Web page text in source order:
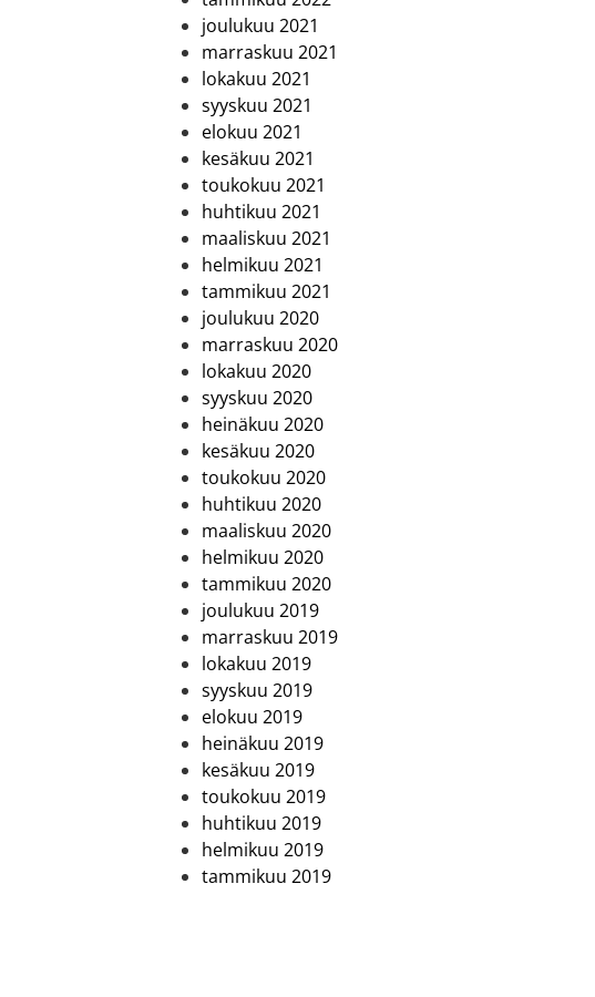
joulukuu 2021
marraskuu 2021
lokakuu 2021
syyskuu 2021
elokuu 2021
kesäkuu 2021
toukokuu 2021
huhtikuu 2021
maaliskuu 2021
helmikuu 2021
tammikuu 2021
joulukuu 2020
marraskuu 2020
lokakuu 2020
syyskuu 2020
heinäkuu 2020
kesäkuu 2020
toukokuu 2020
huhtikuu 2020
maaliskuu 2020
helmikuu 2020
tammikuu 2020
joulukuu 2019
marraskuu 2019
lokakuu 2019
syyskuu 2019
elokuu 2019
heinäkuu 2019
kesäkuu 2019
toukokuu 2019
huhtikuu 2019
helmikuu 2019
tammikuu 2019